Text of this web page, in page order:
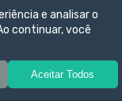
e analisar o
continuar, você
Aceitar Todos